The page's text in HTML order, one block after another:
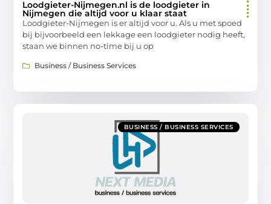
Loodgieter-Nijmegen.nl is de loodgieter in
Nijmegen die altijd voor u klaar staat
Loodgieter-Nijmegen is er altijd voor u. Als u met spoed
bij bijvoorbeeld een lekkage een loodgieter nodig heeft,
staan we binnen no-time bij u op
Business / Business Services
BUSINESS / BUSINESS SERVICES